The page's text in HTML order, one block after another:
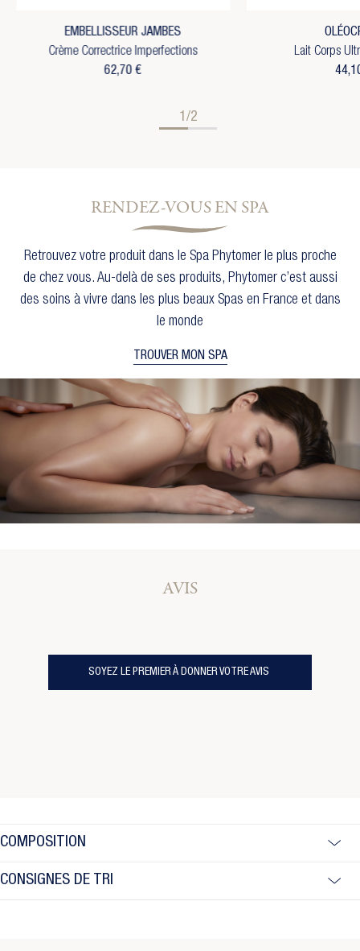
Annuler Créer une liste d'envies
à votre liste d'envies.
Annuler Connexion
EMBELLISSEUR JAMBES
Crème Correctrice Imperfections
62,70 €
Lait Corps
1/2
RENDEZ-VOUS EN SPA
Retrouvez votre produit dans le Spa Phytomer le plus proche
de chez vous. Au-delà de ses produits, Phytomer c’est aussi
des soins à vivre dans les plus beaux Spas en France et dans
le monde
TROUVER MON SPA
AVIS
SOYEZ LE PREMIER À DONNER VOTRE AVIS
COMPOSITION
CONSIGNES DE TRI